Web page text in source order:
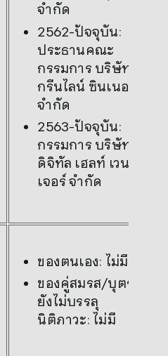
จำกัด
2562-ปัจจุบัน:
ประธานคณะ
กรรมการ บริษัท
กรีนไลน์ ซินเนอร์จี้
จำกัด
2563-ปัจจุบัน:
กรรมการ บริษัท
ดิจิทัล เฮลท์ เวน
เจอร์ จำกัด
ของตนเอง: ไม่มี
ของคู่สมรส/บุตรที่
ยังไม่บรรลุ
นิติภาวะ: ไม่มี